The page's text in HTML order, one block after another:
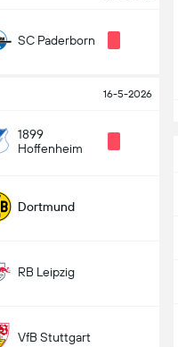
SC Paderborn
16-5-2026
1899
Hoffenheim
Dortmund
RB Leipzig
VfB Stuttgart